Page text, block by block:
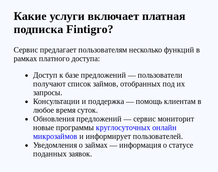
Какие услуги включает платная
подписка Fintigro?
Сервис предлагает пользователям несколько функций в
рамках платного доступа:
Доступ к базе предложений — пользователи
получают список займов, отобранных под их
запросы.
Консультации и поддержка — помощь клиентам в
любое время суток.
Обновления предложений — сервис мониторит
новые программы круглосуточных онлайн
микрозаймов и информирует пользователей.
Уведомления о займах — информация о статусе
поданных заявок.